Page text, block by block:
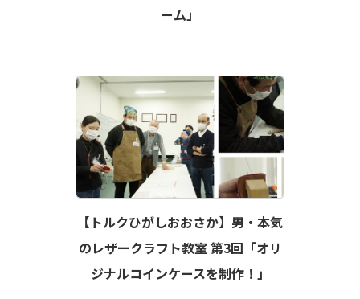
ーム」
【トルクひがしおおさか】男・本気
のレザークラフト教室 第3回「オリ
ジナルコインケースを制作！」